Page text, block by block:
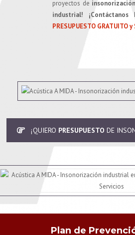
proyectos de
industrial!
PRESUPUESTO GRATUITO
¡QUIERO PRESUPUESTO DE
Plan de